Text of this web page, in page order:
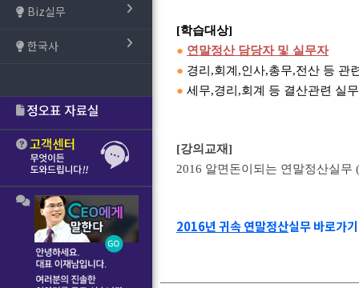
Biz실무
한국사
[학습대상]
● 연말정산 담당자 및 실무자
● 경리,회계,인사,총무,전산 등 관
● 세무,경리,회계 등 결산관련 실
[강의교재]
2016 알면돈이되는 연말정산실무
2016년 귀속 연말정산실무 바로가